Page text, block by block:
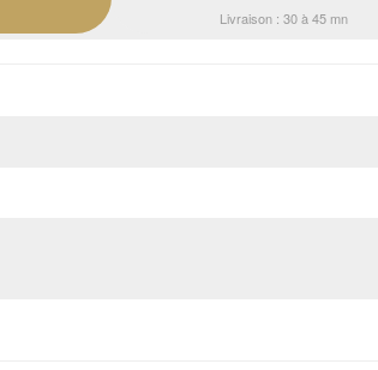
Livraison : 30 à 45 mn